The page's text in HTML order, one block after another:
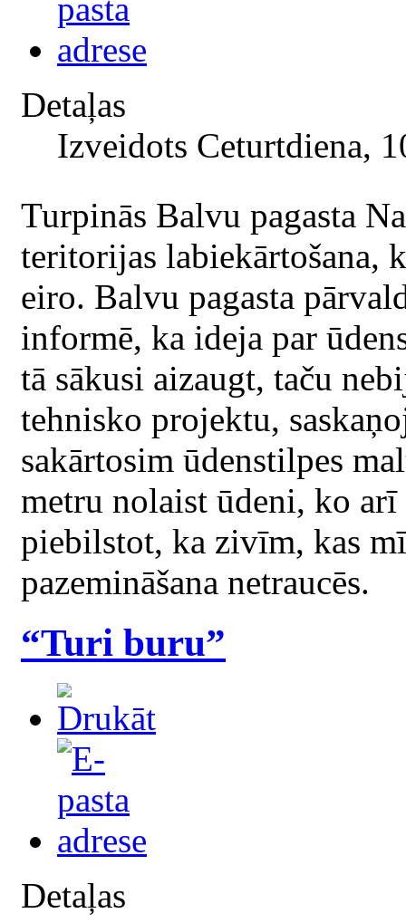
Detaļas
Izveidots Ceturtdiena,
Turpinās Balvu pagasta
teritorijas labiekārtošana,
eiro. Balvu pagasta
informē, ka ideja par
tā sākusi aizaugt, taču
tehnisko projektu,
sakārtosim ūdenstilpes
metru nolaist ūdeni, ko
piebilstot, ka zivīm, kas
pazemināšana netraucēs.
“Turi buru”
Detaļas